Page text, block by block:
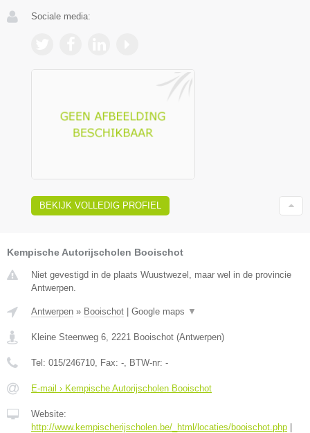
Sociale media:
BEKIJK VOLLEDIG PROFIEL
Kempische Autorijscholen Booischot
Niet gevestigd in de plaats Wuustwezel, maar wel in de provincie
Antwerpen.
Antwerpen » Booischot Google maps ▼
Kleine Steenweg 6 2221 Booischot (Antwerpen)
Tel: 015/246710 , Fax: - , BTW-nr: -
E-mail › Kempische Autorijscholen Booischot
Website:
http://www.kempischerijscholen.be/_html/locaties/booischot.php